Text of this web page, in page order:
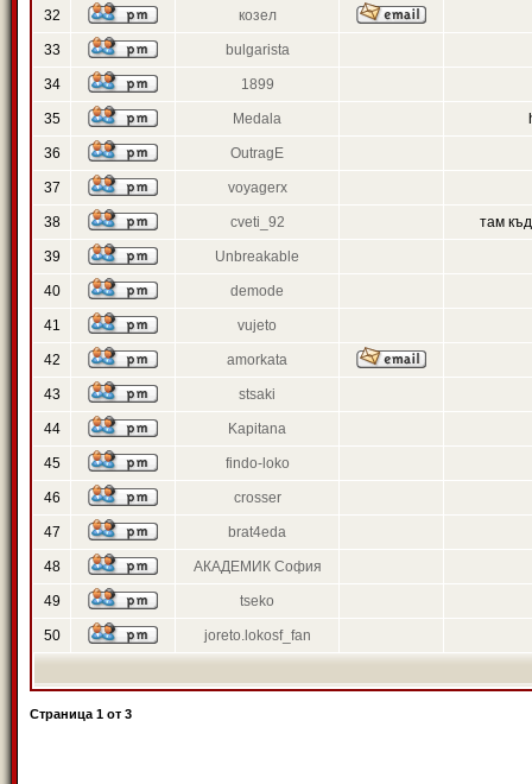
32 козел
33 bulgarista
34 1899
35 Medala
36 OutragE
37 voyagerx
38 cveti_92 там
39 Unbreakable
40 demode
41 vujeto
42 amorkata
43 stsaki
44 Kapitana
45 findo-loko
46 crosser
47 brat4eda
48 АКАДЕМИК София
49 tseko
50 joreto.lokosf_fan
Страница 1 от 3